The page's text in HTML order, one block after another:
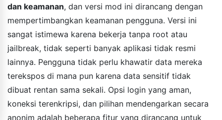
dan keamanan, dan versi mod ini dirancang dengan
mempertimbangkan keamanan pengguna. Versi ini
sangat istimewa karena bekerja tanpa root atau
jailbreak, tidak seperti banyak aplikasi tidak resmi
lainnya. Pengguna tidak perlu khawatir data mereka
terekspos di mana pun karena data sensitif tidak
dibuat rentan sama sekali. Opsi login yang aman,
koneksi terenkripsi, dan pilihan mendengarkan secara
anonim adalah beberapa fitur yang dirancang untuk